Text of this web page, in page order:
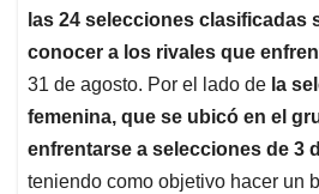
las 24 selecciones clasificadas
conocer a los rivales que
31 de agosto. Por el lado de la
femenina, que se ubicó en el
enfrentarse a selecciones de 3
teniendo como objetivo hacer un